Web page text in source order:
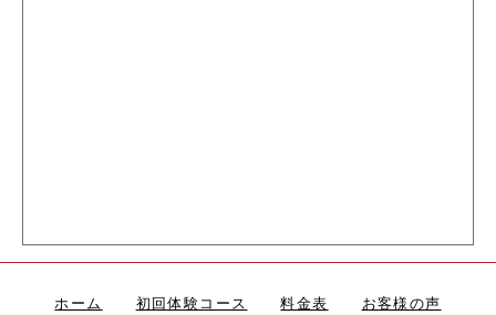
ホーム 初回体験コース 料金表
お客様の声